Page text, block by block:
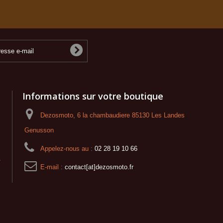
Informations sur votre boutique
Dezosmoto, 6 la chambaudiere 85130 Les Landes
Genusson
Appelez-nous au : 02 28 19 10 66
E-mail : contact[at]dezosmoto.fr